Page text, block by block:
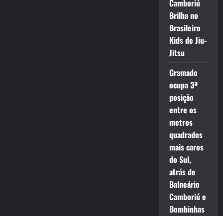
Camboriú
Brilha no
Brasileiro
Kids de Jiu-
Jitsu
Gramado
ocupa 3ª
posição
entre os
metros
quadrados
mais caros
do Sul,
atrás de
Balneário
Camboriú e
Bombinhas